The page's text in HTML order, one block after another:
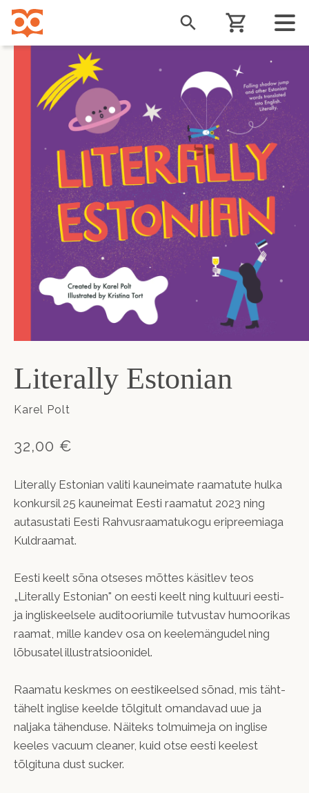
Liigu
edasi
põhisisu
juurde
Literally Estonian
Karel Polt
32,00 €
Literally Estonian valiti kauneimate raamatute hulka
konkursil 25 kauneimat Eesti raamatut 2023 ning
autasustati Eesti Rahvusraamatukogu eripreemiaga
Kuldraamat.
Eesti keelt sõna otseses mõttes käsitlev teos
„Literally Estonian" on eesti keelt ning kultuuri eesti-
ja ingliskeelsele auditooriumile tutvustav humoorikas
raamat, mille kandev osa on keelemängudel ning
lõbusatel illustratsioonidel.
Raamatu keskmes on eestikeelsed sõnad, mis täht-
tähelt inglise keelde tõlgitult omandavad uue ja
naljaka tähenduse. Näiteks tolmuimeja on inglise
keeles vacuum cleaner, kuid otse eesti keelest
tõlgituna dust sucker.